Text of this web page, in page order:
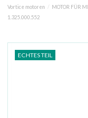
Vortice motoren
MOTOR FÜR
1.325.000.552
ECHTES TEIL